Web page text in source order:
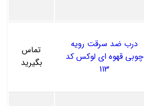
درب ضد سرقت رویه
چوبی قهوه ای لوکس کد
113
تماس
بگیرید